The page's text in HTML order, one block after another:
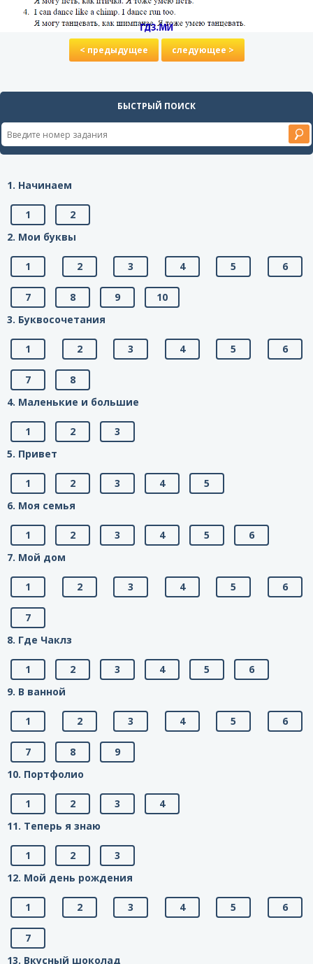
< предыдущее следующее >
БЫСТРЫЙ ПОИСК
1. Начинаем
1
2
2. Мои буквы
1 2 3 4 5 6
7 8 9
10
3. Буквосочетания
1 2 3 4 5 6
7
8
4. Маленькие и большие
1 2
3
5. Привет
1 2 3 4
5
6. Моя семья
1 2 3 4 5
6
7. Мой дом
1 2 3 4 5 6
7
8. Где Чаклз
1 2 3 4 5
6
9. В ванной
1 2 3 4 5 6
7 8
9
10. Портфолио
1 2 3
4
11. Теперь я знаю
1 2
3
12. Мой день рождения
1 2 3 4 5 6
7
13. Вкусный шоколад